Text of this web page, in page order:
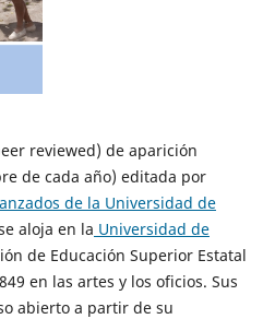
reviewed) de aparición
de cada año) editada por
de la Universidad de
aloja en la Universidad de
de Educación Superior Estatal
en las artes y los oficios. Sus
abierto a partir de su